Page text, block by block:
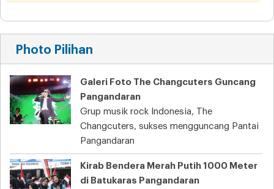
Photo Pilihan
Galeri Foto The Changcuters Guncang
Pangandaran
Grup musik rock Indonesia, The
Changcuters, sukses mengguncang Pantai
Pangandaran
Kirab Bendera Merah Putih 1000 Meter
di Batukaras Pangandaran